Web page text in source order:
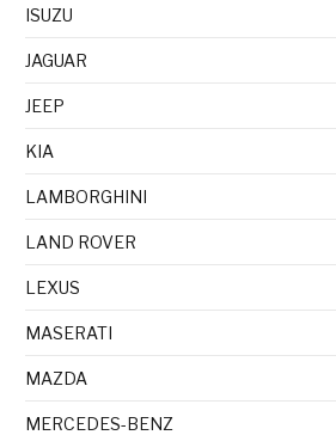
ISUZU
JAGUAR
JEEP
KIA
LAMBORGHINI
LAND ROVER
LEXUS
MASERATI
MAZDA
MERCEDES-BENZ